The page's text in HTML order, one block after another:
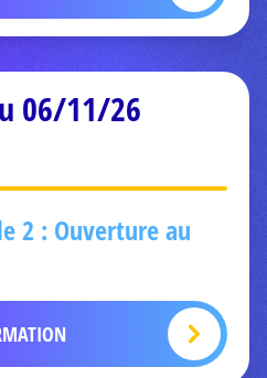
06/11/26
2 : Ouverture au